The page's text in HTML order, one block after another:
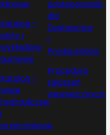
klinowe
Katalog –
płyty i
wykładziny
gumowe
Katalog –
węże
hydrauliczne
i
przemysłowe
postępowania
dla
Dostawców
i
Producentów
Procedura
zgłoszeń
wewnętrznych